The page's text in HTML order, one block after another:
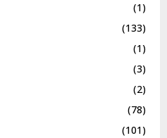
(1)
(133)
(1)
(3)
(2)
(78)
(101)